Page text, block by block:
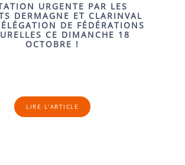
URGENTE PAR LES
DERMAGNE ET CLARINVAL
DE FÉDÉRATIONS
CE DIMANCHE 18
OCTOBRE !
LIRE L'ARTICLE